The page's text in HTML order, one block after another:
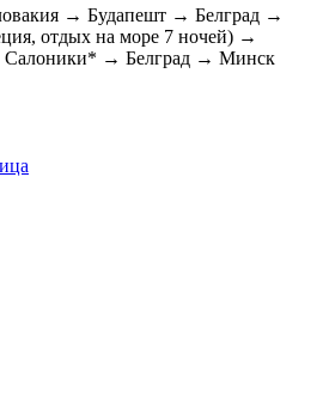
→ Будапешт → Белград →
отдых на море 7 ночей) →
→ Белград → Минск